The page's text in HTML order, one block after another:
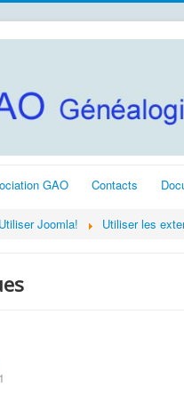
GAO Contacts
Utiliser Joomla! Utiliser les